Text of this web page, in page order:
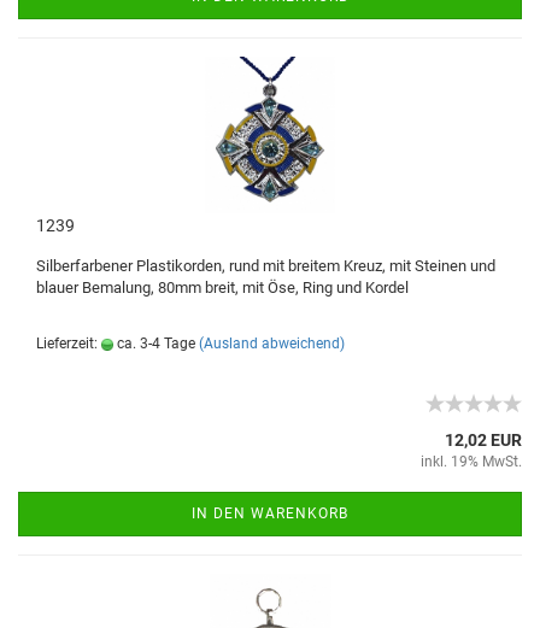
1239
Silberfarbener Plastikorden, rund mit breitem Kreuz, mit Steinen und
blauer Bemalung, 80mm breit, mit Öse, Ring und Kordel
Lieferzeit: ca. 3-4 Tage (Ausland abweichend)
12,02 EUR
inkl. 19% MwSt.
IN DEN WARENKORB